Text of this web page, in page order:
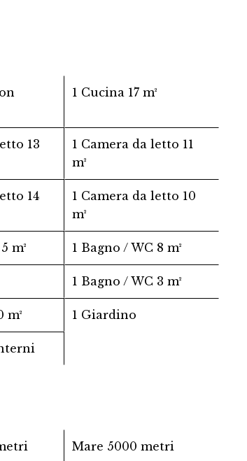
1 Cucina 17 m²
13
1 Camera da letto 11
m²
14
1 Camera da letto 10
m²
5 m² 1 Bagno / WC 8 m²
1 Bagno / WC 3 m²
m² 1 Giardino
Mare 5000 metri